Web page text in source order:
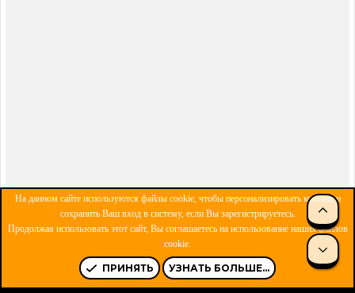
ОБРАТНАЯ СВЯЗЬ
УСЛОВИЯ И ПРАВИЛА
R
S
S
На данном сайте используются файлы cookie, чтобы персонализировать контент и
сохранить Ваш вход в систему, если Вы зарегистрируетесь.
Продолжая использовать этот сайт, Вы соглашаетесь на использование наших файлов
cookie.
ПРИНЯТЬ УЗНАТЬ БОЛЬШЕ...